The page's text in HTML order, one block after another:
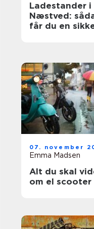
Ladestander i
Næstved:
får du en
07. november
Emma Madsen
Alt du skal
om el scooter